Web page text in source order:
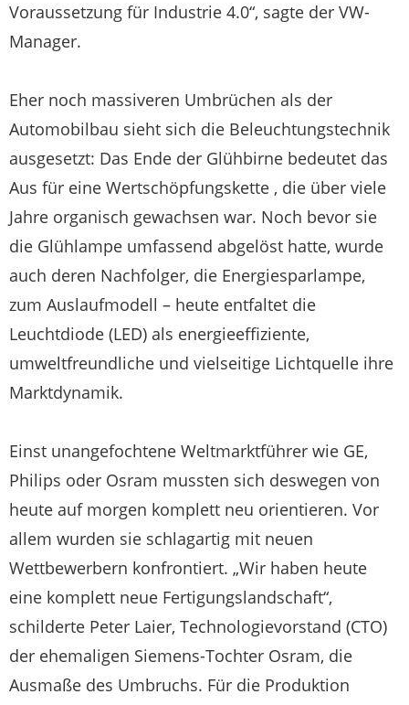
Voraussetzung für Industrie 4.0“, sagte der VW-
Manager.
Eher noch massiveren Umbrüchen als der
Automobilbau sieht sich die Beleuchtungstechnik
ausgesetzt: Das Ende der Glühbirne bedeutet das
Aus für eine Wertschöpfungskette , die über viele
Jahre organisch gewachsen war. Noch bevor sie
die Glühlampe umfassend abgelöst hatte, wurde
auch deren Nachfolger, die Energiesparlampe,
zum Auslaufmodell – heute entfaltet die
Leuchtdiode (LED) als energieeffiziente,
umweltfreundliche und vielseitige Lichtquelle ihre
Marktdynamik.
Einst unangefochtene Weltmarktführer wie GE,
Philips oder Osram mussten sich deswegen von
heute auf morgen komplett neu orientieren. Vor
allem wurden sie schlagartig mit neuen
Wettbewerbern konfrontiert. „Wir haben heute
eine komplett neue Fertigungslandschaft“,
schilderte Peter Laier, Technologievorstand (CTO)
der ehemaligen Siemens-Tochter Osram, die
Ausmaße des Umbruchs. Für die Produktion